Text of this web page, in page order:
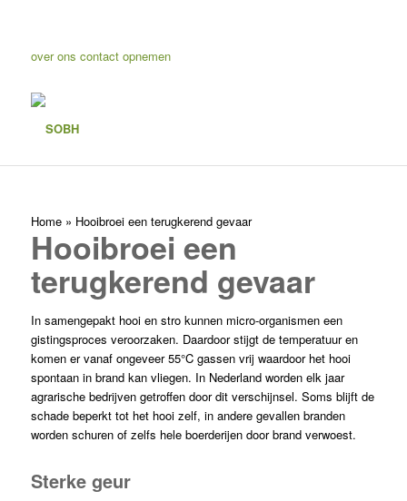
over ons contact opnemen
Home» Hooibroei een terugkerend gevaar
Hooibroei een
terugkerend gevaar
In samengepakt hooi en stro kunnen micro-organismen een
gistingsproces veroorzaken. Daardoor stijgt de temperatuur en
komen er vanaf ongeveer 55°C gassen vrij waardoor het hooi
spontaan in brand kan vliegen. In Nederland worden elk jaar
agrarische bedrijven getroffen door dit verschijnsel. Soms blijft de
schade beperkt tot het hooi zelf, in andere gevallen branden
worden schuren of zelfs hele boerderijen door brand verwoest.
Sterke geur